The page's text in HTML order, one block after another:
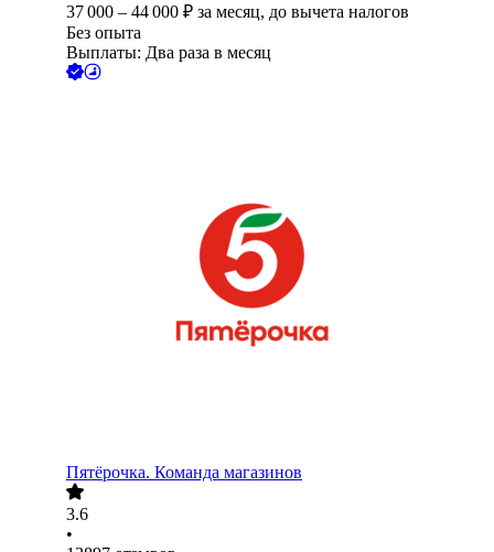
37 000 – 44 000 ₽ за месяц, до вычета налогов
Без опыта
Выплаты: Два раза в месяц
Пятёрочка. Команда магазинов
3.6
•